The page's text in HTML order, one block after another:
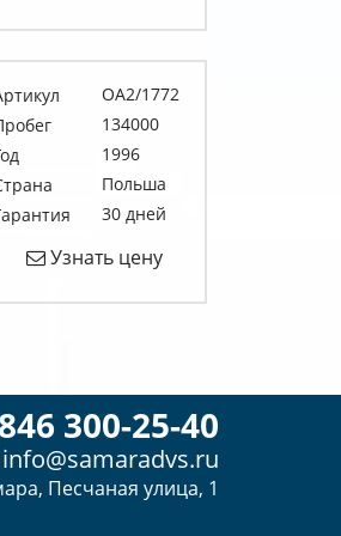
OA2/1772
134000
1996
Польша
30 дней
Узнать цену
300-25-40
info@samaradvs.ru
Песчаная улица, 1